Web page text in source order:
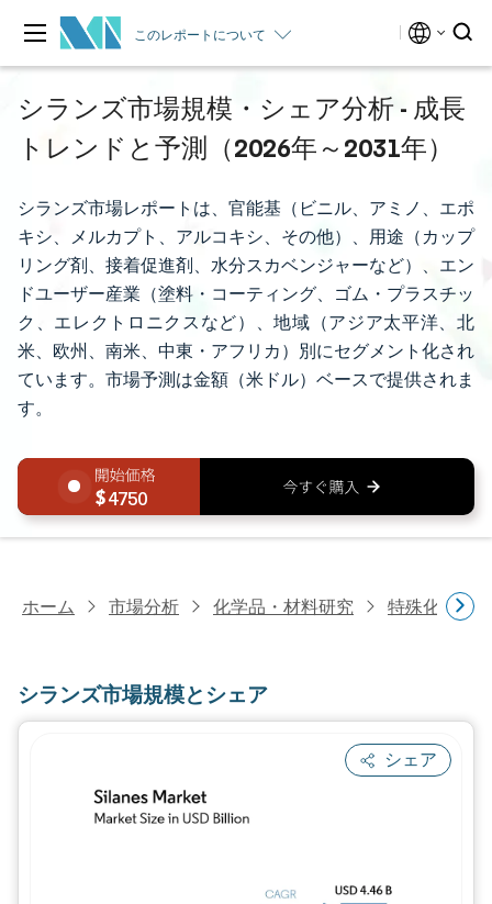
このレポートについて
シランズ市場規模・シェア分析 - 成長
トレンドと予測（2026年～2031年）
シランズ市場レポートは、官能基（ビニル、アミノ、エポ
キシ、メルカプト、アルコキシ、その他）、用途（カップ
リング剤、接着促進剤、水分スカベンジャーなど）、エン
ドユーザー産業（塗料・コーティング、ゴム・プラスチッ
ク、エレクトロニクスなど）、地域（アジア太平洋、北
米、欧州、南米、中東・アフリカ）別にセグメント化され
ています。市場予測は金額（米ドル）ベースで提供されま
す。
4750
ホーム 市場分析 化学品・材料研究 特殊化学品
シランズ市場規模とシェア
シェア